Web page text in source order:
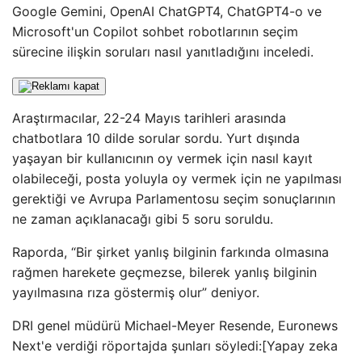
Google Gemini, OpenAI ChatGPT4, ChatGPT4-o ve
Microsoft'un Copilot sohbet robotlarının seçim
sürecine ilişkin soruları nasıl yanıtladığını inceledi.
Araştırmacılar, 22-24 Mayıs tarihleri ​​arasında
chatbotlara 10 dilde sorular sordu. Yurt dışında
yaşayan bir kullanıcının oy vermek için nasıl kayıt
olabileceği, posta yoluyla oy vermek için ne yapılması
gerektiği ve Avrupa Parlamentosu seçim sonuçlarının
ne zaman açıklanacağı gibi 5 soru soruldu.
Raporda, “Bir şirket yanlış bilginin farkında olmasına
rağmen harekete geçmezse, bilerek yanlış bilginin
yayılmasına rıza göstermiş olur” deniyor.
DRI genel müdürü Michael-Meyer Resende, Euronews
Next'e verdiği röportajda şunları söyledi:[Yapay zeka